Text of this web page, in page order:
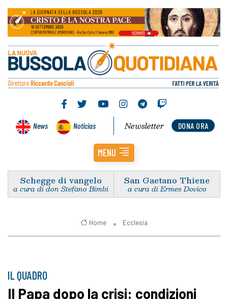
News Noticias DONA ORA
Newsletter
MENU
Schegge di vangelo
a cura di don Stefano Bimbi
San Gaetano Thiene
a cura di Ermes Dovico
Home Ecclesia
IL QUADRO
Il Papa dopo la crisi: condizioni